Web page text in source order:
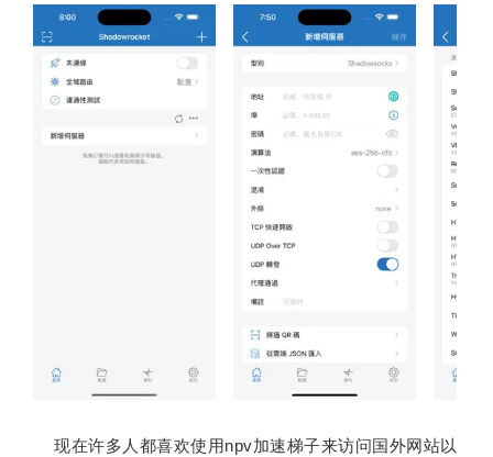
现在许多人都喜欢使用npv加速梯子来访问国外网站以